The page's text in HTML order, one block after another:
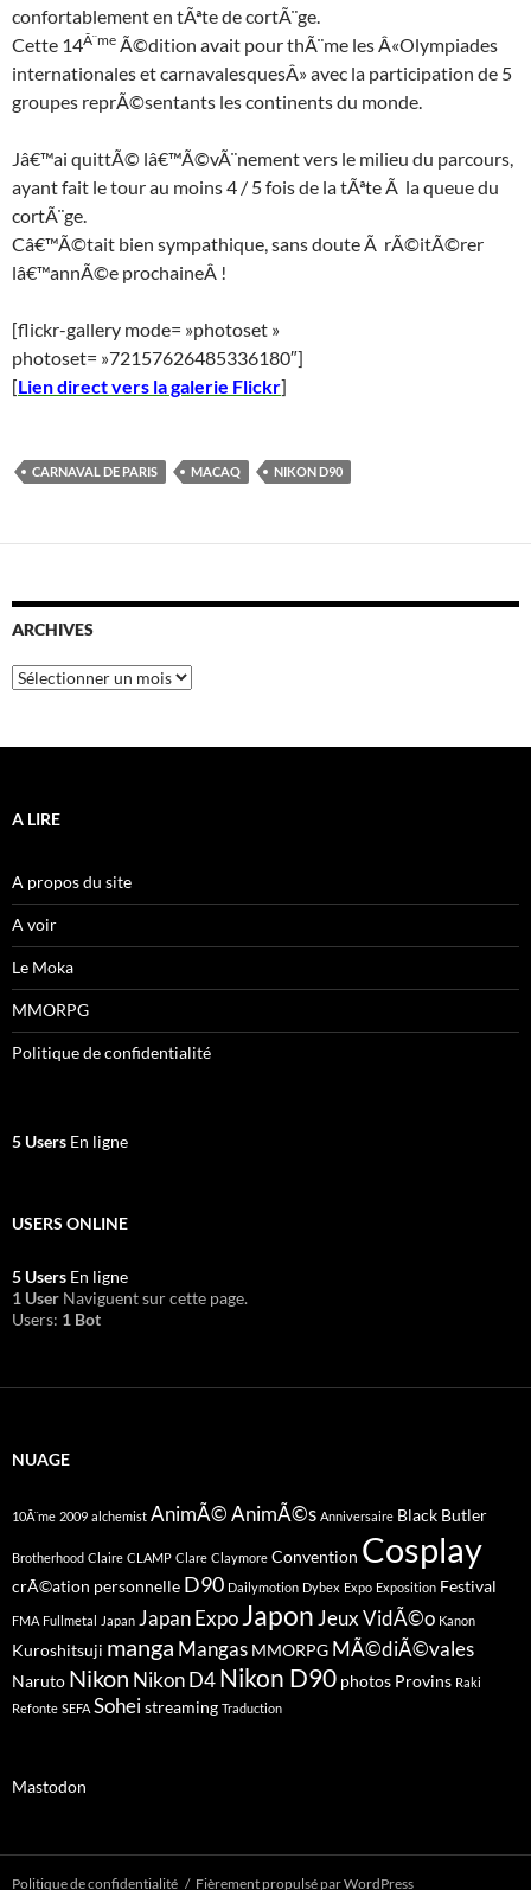
confortablement en tÃªte de cortÃ¨ge.
Cette 14Ã¨me Ã©dition avait pour thÃ¨me les Â«Olympiades
internationales et carnavalesquesÂ» avec la participation de 5
groupes reprÃ©sentants les continents du monde.
Jâ€™ai quittÃ© lâ€™Ã©vÃ¨nement vers le milieu du parcours,
ayant fait le tour au moins 4 / 5 fois de la tÃªte Ã la queue du
cortÃ¨ge.
Câ€™Ã©tait bien sympathique, sans doute Ã rÃ©itÃ©rer
lâ€™annÃ©e prochaineÂ !
[flickr-gallery mode= »photoset »
photoset= »72157626485336180″]
[Lien direct vers la galerie Flickr]
CARNAVAL DE PARIS MACAQ NIKON D90
ARCHIVES
Archives
A LIRE
A propos du site
A voir
Le Moka
MMORPG
Politique de confidentialité
5 Users En ligne
USERS ONLINE
5 Users En ligne
1 User Naviguent sur cette page.
Users: 1 Bot
NUAGE
10Ã¨me 2009 alchemist AnimÃ© AnimÃ©s Anniversaire Black Butler
Brotherhood Claire CLAMP Clare Claymore Convention Cosplay
crÃ©ation personnelle D90 Dailymotion Dybex Expo Exposition Festival
FMA Fullmetal Japan Japan Expo Japon Jeux VidÃ©o Kanon
Kuroshitsuji manga Mangas MMORPG MÃ©diÃ©vales
Naruto Nikon Nikon D4 Nikon D90 photos Provins Raki
Refonte SEFA Soheistreaming Traduction
Mastodon
Politique de confidentialité Fièrement propulsé par WordPress